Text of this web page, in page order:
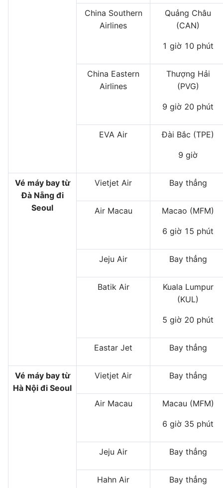
China Southern
Airlines
Quảng Châu
(CAN)
1 giờ 10 phút
China Eastern
Airlines
Thượng Hải
(PVG)
9 giờ 20 phút
EVA Air Đài Bắc (TPE)
9 giờ
Vé máy bay từ
Đà Nẵng đi
Seoul
Vietjet Air Bay thẳng
Air Macau Macao (MFM)
6 giờ 15 phút
Jeju Air Bay thẳng
Batik Air
Kuala Lumpur
(KUL)
5 giờ 20 phút
Eastar Jet Bay thẳng
Vé máy bay từ
Hà Nội đi Seoul
Vietjet Air Bay thẳng
Air Macau Macau (MFM)
6 giờ 35 phút
Jeju Air Bay thẳng
Hahn Air
Bay thẳng